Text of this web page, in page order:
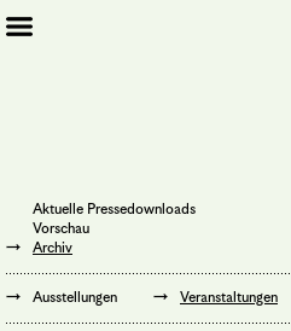
Mission
Institution
Impressum
Datenschutz
Unterstützer
Bookshop
Aktuelle Pressedownloads
Vorschau
Archiv
Ausstellungen Veranstaltungen